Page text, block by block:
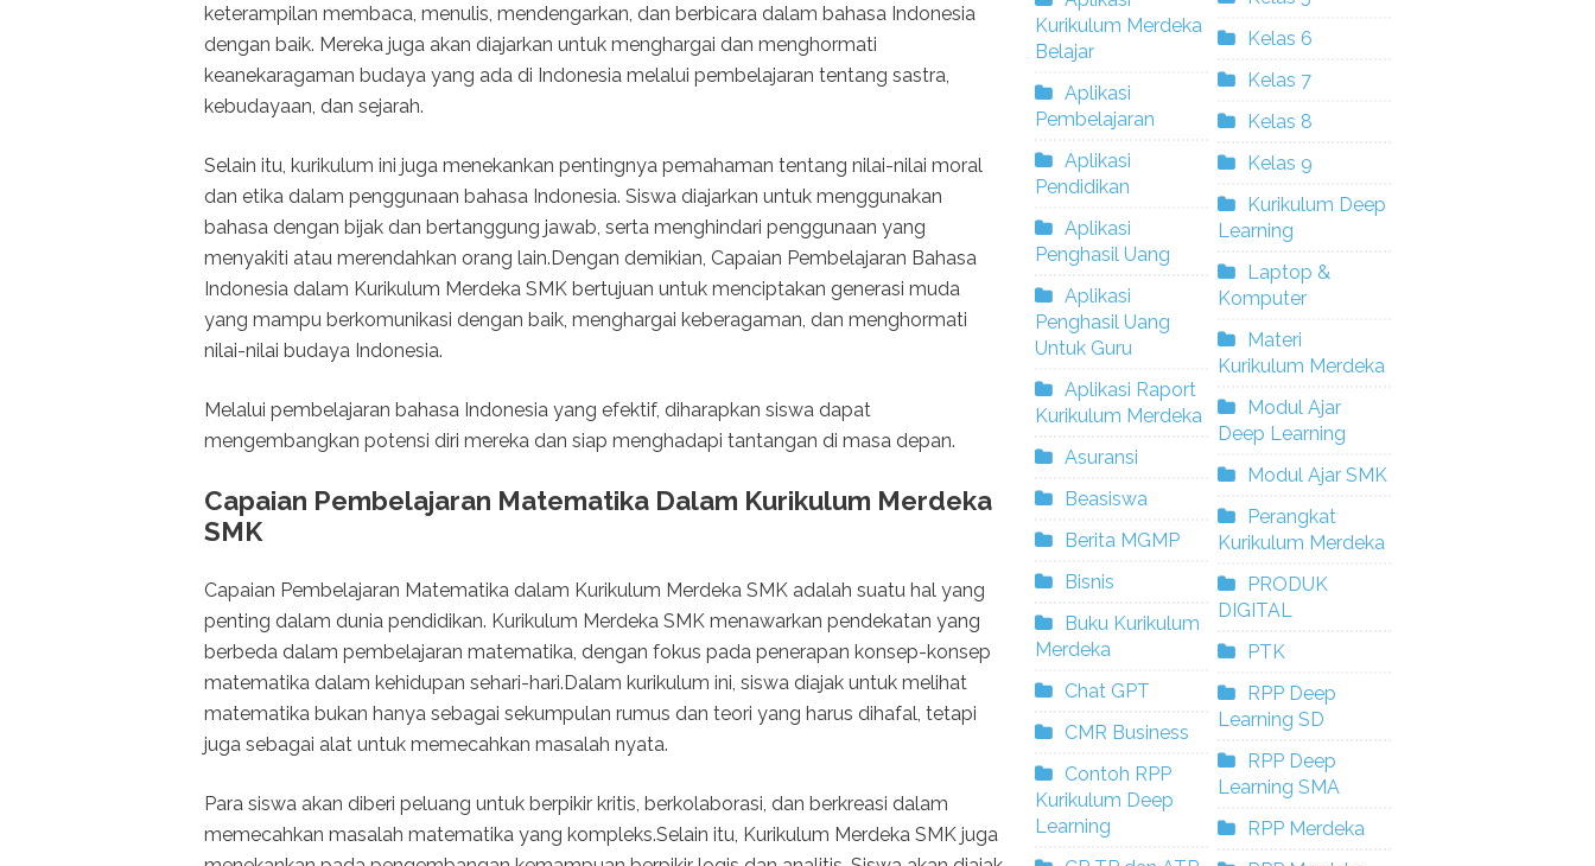
keterampilan membaca, menulis, mendengarkan, dan berbicara dalam bahasa Indonesia
dengan baik. Mereka juga akan diajarkan untuk menghargai dan menghormati
keanekaragaman budaya yang ada di Indonesia melalui pembelajaran tentang sastra,
kebudayaan, dan sejarah.
Selain itu, kurikulum ini juga menekankan pentingnya pemahaman tentang nilai-nilai moral
dan etika dalam penggunaan bahasa Indonesia. Siswa diajarkan untuk menggunakan
bahasa dengan bijak dan bertanggung jawab, serta menghindari penggunaan yang
menyakiti atau merendahkan orang lain.Dengan demikian, Capaian Pembelajaran Bahasa
Indonesia dalam Kurikulum Merdeka SMK bertujuan untuk menciptakan generasi muda
yang mampu berkomunikasi dengan baik, menghargai keberagaman, dan menghormati
nilai-nilai budaya Indonesia.
Melalui pembelajaran bahasa Indonesia yang efektif, diharapkan siswa dapat
mengembangkan potensi diri mereka dan siap menghadapi tantangan di masa depan.
Capaian Pembelajaran Matematika Dalam Kurikulum Merdeka
SMK
Capaian Pembelajaran Matematika dalam Kurikulum Merdeka SMK adalah suatu hal yang
penting dalam dunia pendidikan. Kurikulum Merdeka SMK menawarkan pendekatan yang
berbeda dalam pembelajaran matematika, dengan fokus pada penerapan konsep-konsep
matematika dalam kehidupan sehari-hari.Dalam kurikulum ini, siswa diajak untuk melihat
matematika bukan hanya sebagai sekumpulan rumus dan teori yang harus dihafal, tetapi
juga sebagai alat untuk memecahkan masalah nyata.
Para siswa akan diberi peluang untuk berpikir kritis, berkolaborasi, dan berkreasi dalam
memecahkan masalah matematika yang kompleks.Selain itu, Kurikulum Merdeka SMK juga
Kurikulum Merdeka
Belajar
Aplikasi
Pembelajaran
Aplikasi
Pendidikan
Aplikasi
Penghasil Uang
Aplikasi
Penghasil Uang
Untuk Guru
Aplikasi Raport
Kurikulum Merdeka
Asuransi
Beasiswa
Berita MGMP
Bisnis
Buku Kurikulum
Merdeka
Chat GPT
CMR Business
Contoh RPP
Kurikulum Deep
Learning
Kelas 6
Kelas 7
Kelas 8
Kelas 9
Kurikulum Deep
Learning
Laptop &
Komputer
Materi
Kurikulum Merdeka
Modul Ajar
Deep Learning
Modul Ajar SMK
Perangkat
Kurikulum Merdeka
PRODUK
DIGITAL
PTK
RPP Deep
Learning SD
RPP Deep
Learning SMA
RPP Merdeka